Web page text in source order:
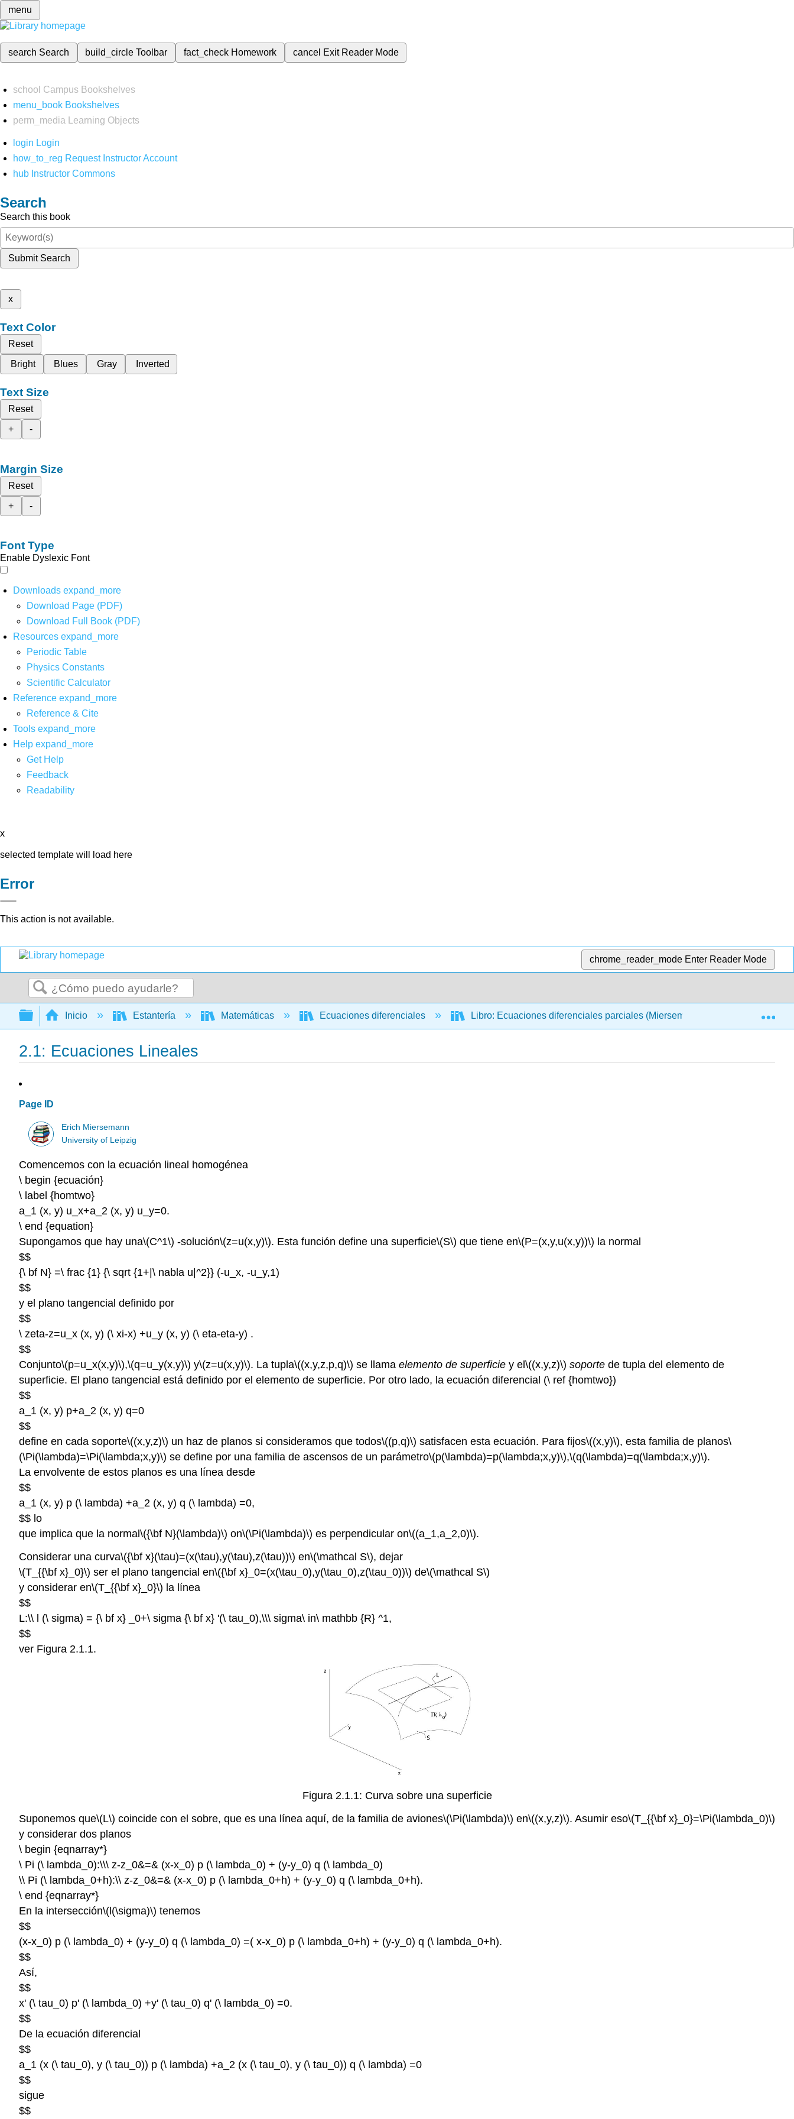
menu
search Search build_circleToolbar fact_check Homework cancel Exit Reader Mode
school Campus Bookshelves
menu_book Bookshelves
perm_media
Learning Objects
login Login
how_to_reg Request Instructor Account
hub Instructor Commons
Search
Search this book
Submit Search
x
Text Color
Reset
Bright
Blues Gray Inverted
Text Size
Reset
+
-
Margin Size
Reset
+
-
Font Type
Enable Dyslexic Font
Downloads expand_more
Download Page (PDF)
Download Full Book (PDF)
Resources expand_more
Periodic Table
Physics Constants
Scientific Calculator
Reference expand_more
Reference & Cite
Tools expand_more
Help expand_more
Get Help
Feedback
Readability
x
selected template will load here
Error
This action is not available.
chrome_reader_mode Enter Reader Mode
Buscar
Expandir/contraer jerarquía global
Inicio Estantería Matemáticas Ecuaciones diferenciales Libro: Ecuaciones diferenciales parciales (Miersemann) 2:
2.1: Ecuaciones Lineales
Page ID
Erich Miersemann
University of Leipzig
Comencemos con la ecuación lineal homogénea
\ begin {ecuación}
\ label {homtwo}
a_1 (x, y) u_x+a_2 (x, y) u_y=0.
\ end {equation}
Supongamos que hay una\(C^1\) -solución\(z=u(x,y)\). Esta función define una superficie\(S\) que tiene en\(P=(x,y,u(x,y))\) la normal
$$
{\ bf N} =\ frac {1} {\ sqrt {1+|\ nabla u|^2}} (-u_x, -u_y,1)
$$
y el plano tangencial definido por
$$
\ zeta-z=u_x (x, y) (\ xi-x) +u_y (x, y) (\ eta-eta-y) .
$$
Conjunto\(p=u_x(x,y)\),\(q=u_y(x,y)\) y\(z=u(x,y)\). La tupla\((x,y,z,p,q)\) se llama elemento de superficie y el \((x,y,z)\) soporte de tupla del elemento de
superficie. El plano tangencial está definido por el elemento de superficie. Por otro lado, la ecuación diferencial (\ ref {homtwo})
$$
a_1 (x, y) p+a_2 (x, y) q=0
$$
define en cada soporte\((x,y,z)\) un haz de planos si consideramos que todos\((p,q)\) satisfacen esta ecuación. Para fijos\((x,y)\), esta familia de planos\
(\Pi(\lambda)=\Pi(\lambda;x,y)\) se define por una familia de ascensos de un parámetro\(p(\lambda)=p(\lambda;x,y)\),\(q(\lambda)=q(\lambda;x,y)\).
La envolvente de estos planos es una línea desde
$$
a_1 (x, y) p (\ lambda) +a_2 (x, y) q (\ lambda) =0,
$$ lo
que implica que la normal \({\bf N}(\lambda)\) on\(\Pi(\lambda)\) es perpendicular on\((a_1,a_2,0)\).
Considerar una curva\({\bf x}(\tau)=(x(\tau),y(\tau),z(\tau))\) en\(\mathcal S\), dejar
\(T_{{\bf x}_0}\) ser el plano tangencial en\({\bf x}_0=(x(\tau_0),y(\tau_0),z(\tau_0))\) de\(\mathcal S\)
y considerar en\(T_{{\bf x}_0}\) la línea
$$
L:\\ l (\ sigma) = {\ bf x} _0+\ sigma {\ bf x} '(\ tau_0),\\\ sigma\ in\ mathbb {R} ^1,
$$
ver Figura 2.1.1.
Figura 2.1.1: Curva sobre una superficie
Suponemos que\(L\) coincide con el sobre, que es una línea aquí, de la familia de aviones\(\Pi(\lambda)\) en\((x,y,z)\). Asumir eso\(T_{{\bf x}_0}=\Pi(\lambda_0)\)
y considerar dos planos
\ begin {eqnarray*}
\ Pi (\ lambda_0):\\\ z-z_0&=& (x-x_0) p (\ lambda_0) + (y-y_0) q (\ lambda_0)
\\ Pi (\ lambda_0+h):\\ z-z_0&=& (x-x_0) p (\ lambda_0+h) + (y-y_0) q (\ lambda_0+h).
\ end {eqnarray*}
En la intersección\(l(\sigma)\) tenemos
$$
(x-x_0) p (\ lambda_0) + (y-y_0) q (\ lambda_0) =( x-x_0) p (\ lambda_0+h) + (y-y_0) q (\ lambda_0+h).
$$
Así,
$$
x' (\ tau_0) p' (\ lambda_0) +y' (\ tau_0) q' (\ lambda_0) =0.
$$
De la ecuación diferencial
$$
a_1 (x (\ tau_0), y (\ tau_0)) p (\ lambda) +a_2 (x (\ tau_0), y (\ tau_0)) q (\ lambda) =0
$$
sigue
$$